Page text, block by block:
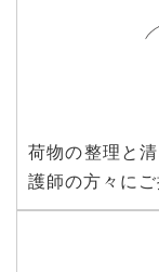
荷物の整理と
護師の方々に